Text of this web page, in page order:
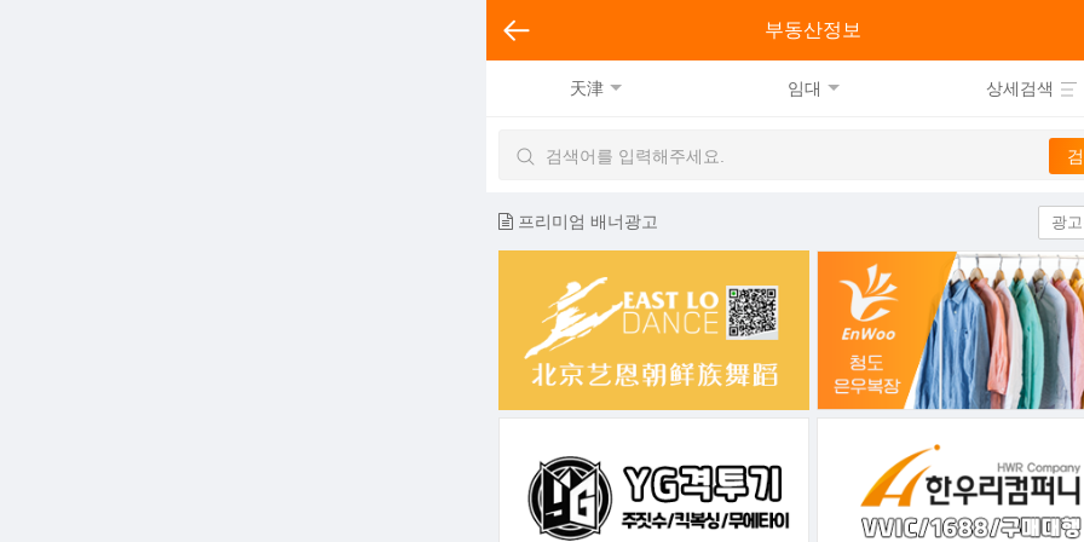
전체분류 부동산정보
天津 임대 상세검색
프리미엄 배너광고 광